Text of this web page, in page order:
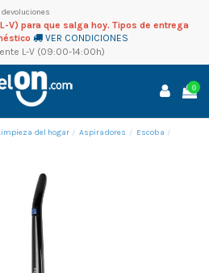
devoluciones
V) para que salga hoy. Tipos de entrega
VER CONDICIONES
L-V (09:00-14:00h)
0
del hogar Aspiradores
Escoba